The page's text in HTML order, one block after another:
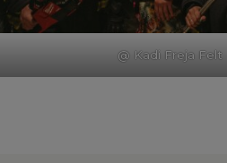
@ Kadi Freja Felt